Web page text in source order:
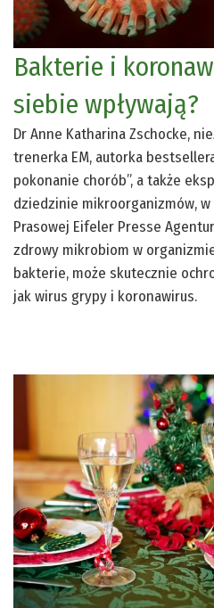
Bakterie i
siebie wpływają?
Dr Anne Katharina Zschocke,
trenerka EM, autorka
pokonanie chorób”, a także
dziedzinie mikroorganizmów,
Prasowej Eifeler Presse
zdrowy mikrobiom w
bakterie, może skutecznie
jak wirus grypy i koronawirus.